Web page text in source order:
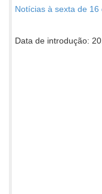
Notícias à sexta de
Data de introdução: